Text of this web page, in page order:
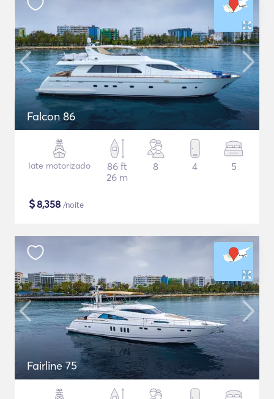
Falcon 86
Iate motorizado
86 ft
26 m
8 4 5
$8,358 /noite
Fairline 75